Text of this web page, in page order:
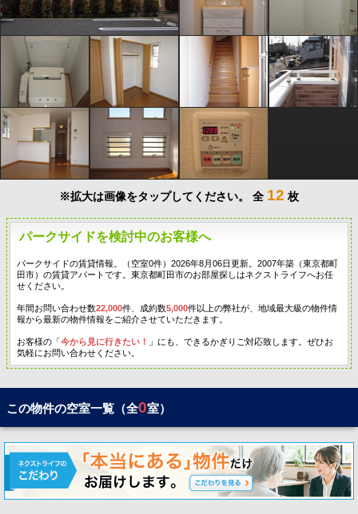
※拡大は画像をタップしてください。 全 12 枚
パークサイドを検討中のお客様へ
パークサイドの賃貸情報。（空室0件）2026年8月06日更新。2007年築（東京都町
田市）の賃貸アパートです。東京都町田市のお部屋探しはネクストライフへお任
せください。
年間お問い合わせ数22,000件、成約数5,000件以上の弊社が、地域最大級の物件情
報から最新の物件情報をご紹介させていただきます。
お客様の「今から見に行きたい！
」にも、できるかぎりご対応致します。ぜひお
気軽にお問い合わせください。
この物件の空室一覧（全0室）